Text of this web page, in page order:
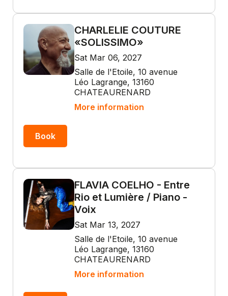
CHARLELIE COUTURE
«SOLISSIMO»
Sat Mar 06, 2027
Salle de l'Etoile, 10 avenue
Léo Lagrange, 13160
CHATEAURENARD
More information
Book
FLAVIA COELHO - Entre
Rio et Lumière / Piano -
Voix
Sat Mar 13, 2027
Salle de l'Etoile, 10 avenue
Léo Lagrange, 13160
CHATEAURENARD
More information